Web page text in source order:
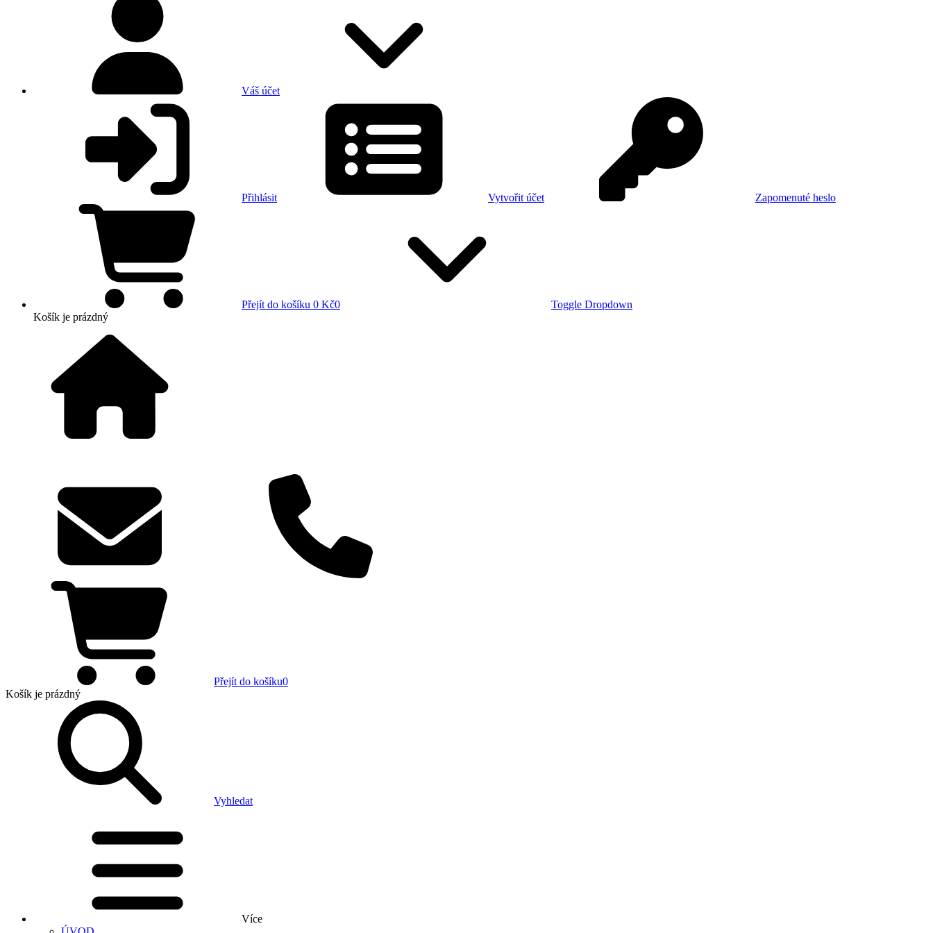
Váš účet
Přihlásit Vytvořit účet Zapomenuté heslo
Přejít do košíku 0 Kč0
Toggle Dropdown
Košík je prázdný
Přejít do košíku0
Košík je prázdný
Vyhledat
Více